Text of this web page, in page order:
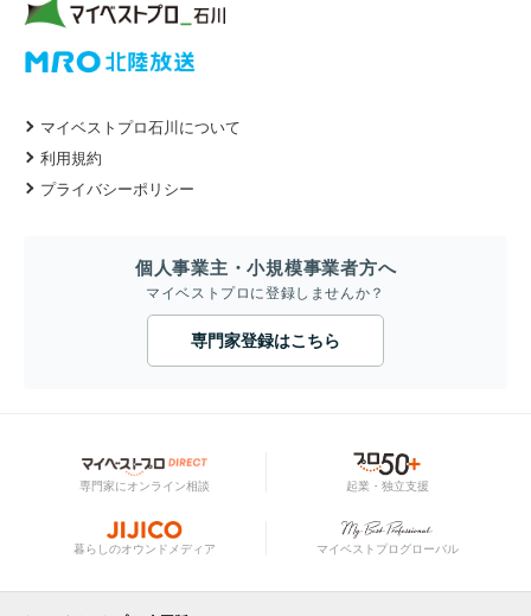
マイベストプロ石川について
利用規約
プライバシーポリシー
個人事業主・小規模事業者方へ
マイベストプロに登録しませんか？
専門家登録はこちら
専門家にオンライン相談 起業・独立支援
暮らしのオウンドメディア マイベストプログローバル